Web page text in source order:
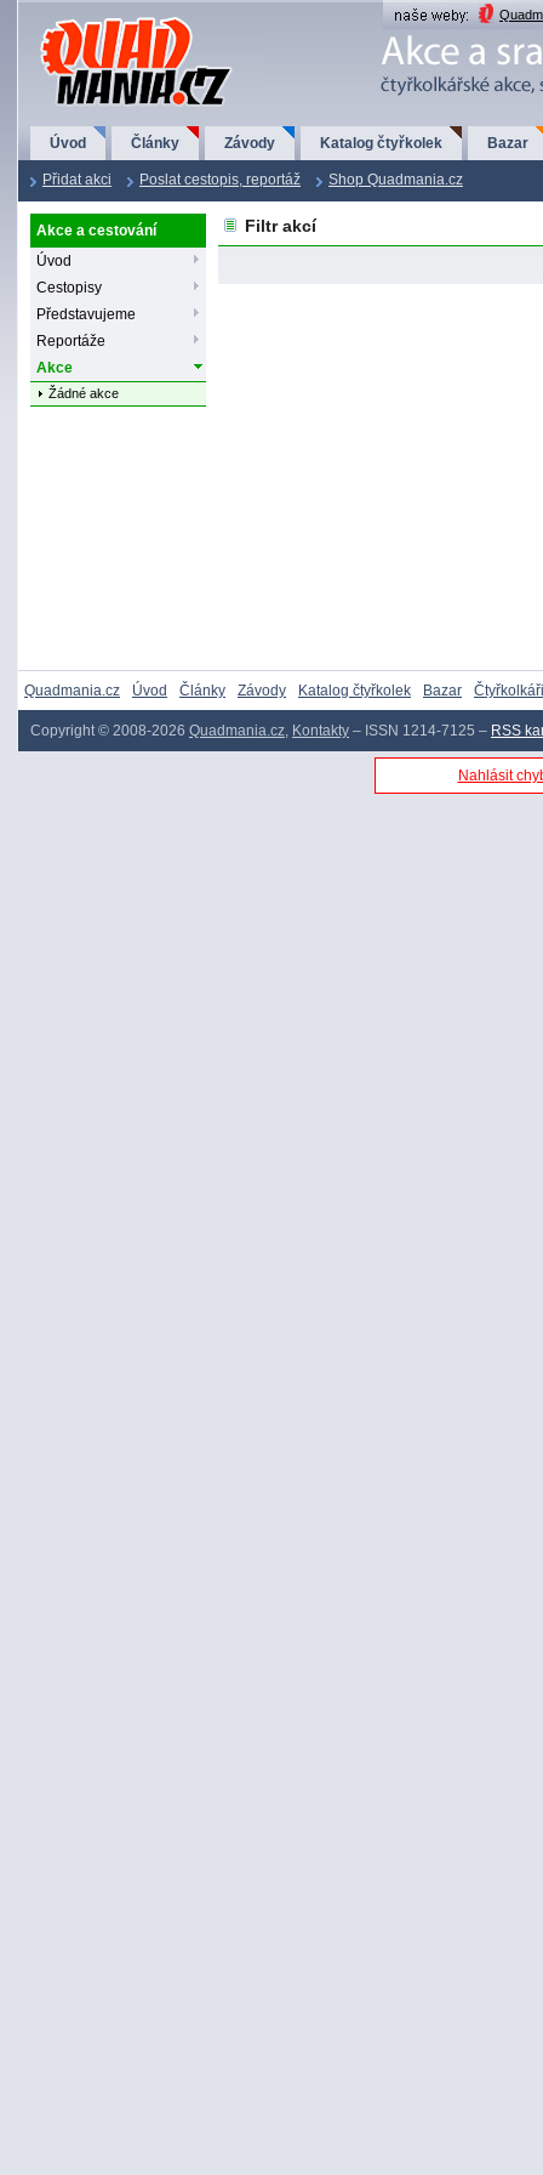
QuadMania.cz
Úvod Články Závody Katalog čtyřkolek Bazar
Přidat akci Poslat cestopis, reportáž Shop Quadmania.cz
Akce a cestování
Úvod
Cestopisy
Představujeme
Reportáže
Akce
Žádné akce
Filtr akcí
Quadmania.cz Úvod Články Závody Katalog čtyřkolek Bazar Čtyřkolkáři
Copyright © 2008-2026 Quadmania.cz, Kontakty – ISSN 1214-7125 – RSS
Nahlásit